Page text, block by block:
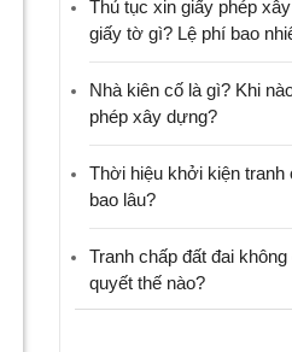
Thủ tục xin giấy phép
giấy tờ gì? Lệ phí bao
Nhà kiên cố là gì? Khi
phép xây dựng?
Thời hiệu khởi kiện tranh
bao lâu?
Tranh chấp đất đai
quyết thế nào?